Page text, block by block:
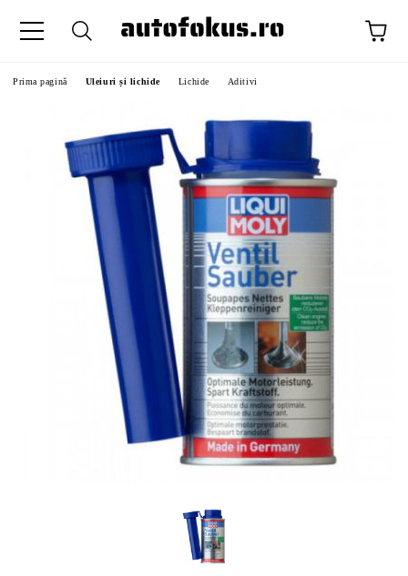
Prima pagină Uleiuri și lichide Lichide Aditivi